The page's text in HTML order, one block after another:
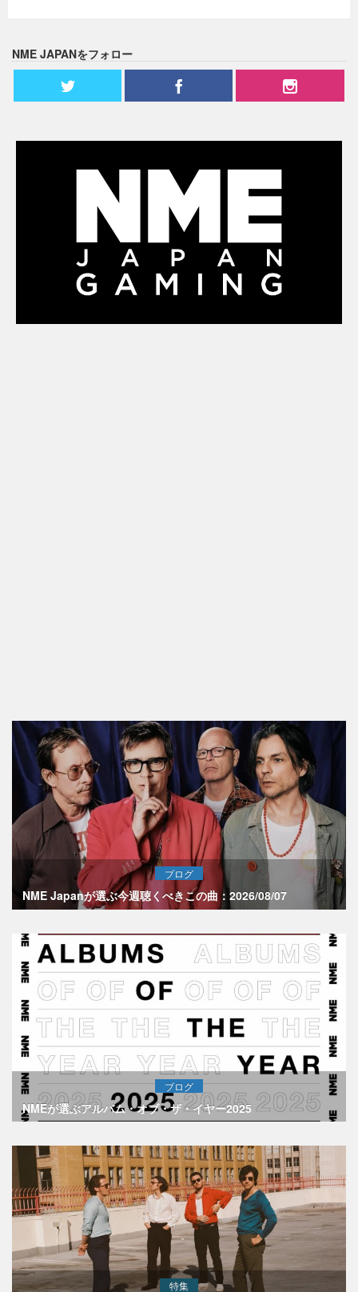
NME JAPANをフォロー
ブログ
NME Japanが選ぶ今週聴くべきこの曲：2026/08/07
ブログ
NMEが選ぶアルバム・オブ・ザ・イヤー2025
特集